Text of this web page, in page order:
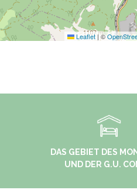
Leaflet |©
DAS GEBIET DES
UND DER G.U.